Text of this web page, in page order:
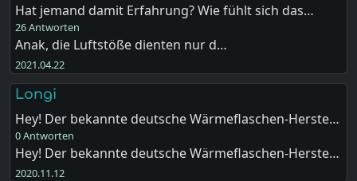
Hat jemand damit Erfahrung? Wie fühlt sich das…
26 Antworten
Anak, die Luftstöße dienten nur d…
2021.04.22
Longi
Hey! Der bekannte deutsche Wärmeflaschen-Herste…
0 Antworten
Hey! Der bekannte deutsche Wärmeflaschen-Herste…
2020.11.12